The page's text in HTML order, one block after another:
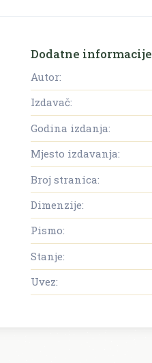
Dodatne informacije
Autor:
Izdavač:
Godina izdanja:
Mjesto izdavanja:
Broj stranica:
Dimenzije:
Pismo:
Stanje:
Uvez: